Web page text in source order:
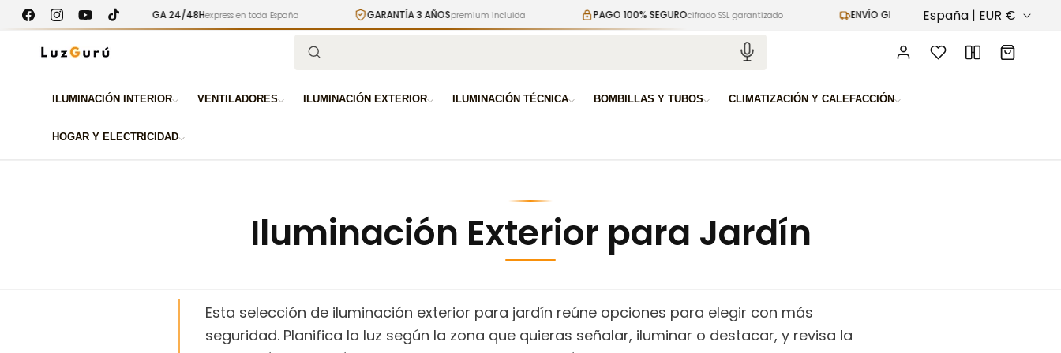
directamente
al contenido
FacebookInstagramYouTubeTikTok
ENTREGA 24/48Hexpress en toda España GARANTÍA 3 AÑOSpremium incluida PAGO 100% SEGURO cifrado SSL garantizado ENVÍO GRATISen pedidos superiores a 100€
P
España | EUR €
Búsqueda
ILUMINACIÓN INTERIOR VENTILADORES ILUMINACIÓN EXTERIOR ILUMINACIÓN TÉCNICA BOMBILLAS Y TUBOS CLIMATIZACIÓN Y CALEFACCIÓN
HOGAR Y ELECTRICIDAD
Iniciar
sesión
Carrito
Iluminación Exterior para Jardín
Esta selección de iluminación exterior para jardín reúne opciones para elegir con más
seguridad. Planifica la luz según la zona que quieras señalar, iluminar o destacar, y revisa la